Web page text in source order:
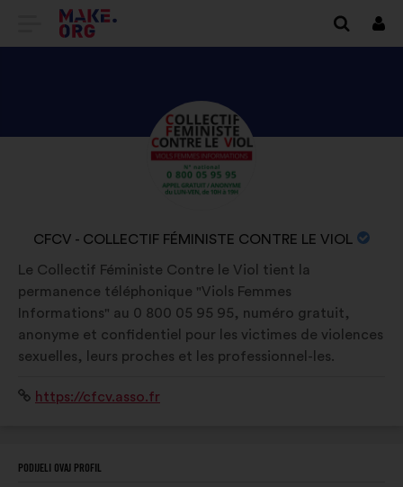
IDI
POČETNU
STRANICU
PLATFORME
MAKE.ORG
OTKRIJTE
PROFIL
KORISNIKA
COLLECTIF
FÉMINISTE
CONTRE
LE
NAZIV
ORGANIZACIJE:
CFCV - COLLECTIF FÉMINISTE CONTRE LE VIOL
Biografija:
Le Collectif Féministe Contre le Viol tient la
permanence téléphonique "Viols Femmes
Informations" au 0 800 05 95 95, numéro gratuit,
anonyme et confidentiel pour les victimes de violences
sexuelles, leurs proches et les professionnel-les.
Mrežno
https://cfcv.asso.fr
PODIJELI OVAJ PROFIL